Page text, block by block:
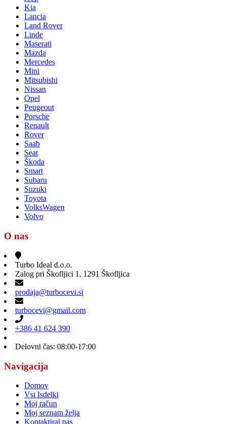
Kia
Lancia
Land Rover
Linde
Maserati
Mazda
Mercedes
Mini
Mitsubishi
Nissan
Opel
Peugeout
Porsche
Renault
Rover
Saab
Seat
Škoda
Smart
Subaru
Suzuki
Toyota
VolksWagen
Volvo
O nas
Turbo Ideal d.o.o.
Zalog pri Škofljici 1, 1291 Škofljica
prodaja@turbocevi.si
turbocevi@gmail.com
+386 41 624 390
Delovni čas: 08:00-17:00
Navigacija
Domov
Vsi Isdelki
Moj račun
Moj seznam želja
Kontaktiraj nas